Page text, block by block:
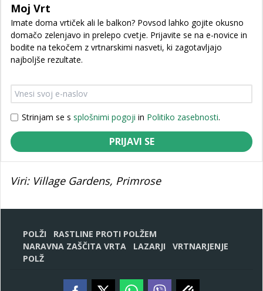
Moj Vrt
Imate doma vrtiček ali le balkon? Povsod lahko gojite okusno
domačo zelenjavo in prelepo cvetje. Prijavite se na e-novice in
bodite na tekočem z vrtnarskimi nasveti, ki zagotavljajo
najboljše rezultate.
Strinjam se s splošnimi pogoji in Politiko zasebnosti.
PRIJAVI SE
Viri: Village Gardens, Primrose
POLŽI
RASTLINE PROTI POLŽEM
NARAVNA ZAŠČITA VRTA
LAZARJI
VRTNARJENJE
POLŽ